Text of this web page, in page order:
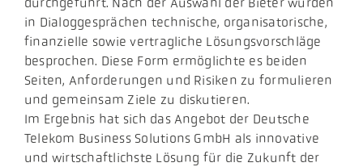
durchgeführt. Nach der Auswahl der Bieter wurden
in Dialoggesprächen technische, organisatorische,
finanzielle sowie vertragliche Lösungsvorschläge
besprochen. Diese Form ermöglichte es beiden
Seiten, Anforderungen und Risiken zu formulieren
und gemeinsam Ziele zu diskutieren.
Im Ergebnis hat sich das Angebot der Deutsche
Telekom Business Solutions GmbH als innovative
und wirtschaftlichste Lösung für die Zukunft der